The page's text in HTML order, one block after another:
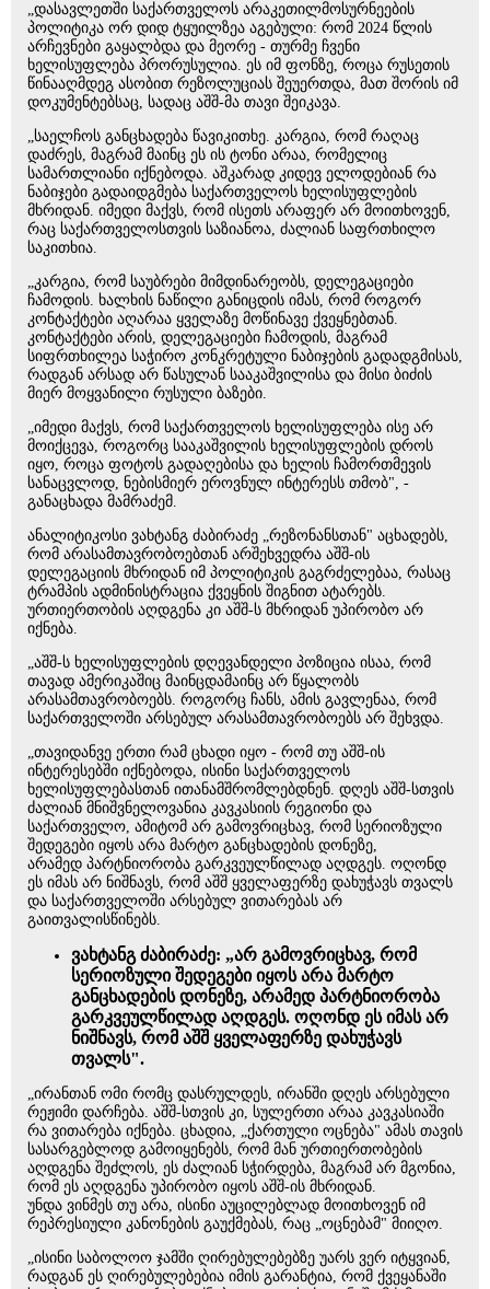
„დასავლეთში საქართველოს არაკეთილმოსურნეების
პოლიტიკა ორ დიდ ტყუილზეა აგებული: რომ 2024 წლის
არჩევნები გაყალბდა და მეორე - თურმე ჩვენი
ხელისუფლება პრორუსულია. ეს იმ ფონზე, როცა რუსეთის
წინააღმდეგ ასობით რეზოლუციას შეუერთდა, მათ შორის იმ
დოკუმენტებსაც, სადაც აშშ-მა თავი შეიკავა.
„საელჩოს განცხადება წავიკითხე. კარგია, რომ რაღაც
დაძრეს, მაგრამ მაინც ეს ის ტონი არაა, რომელიც
სამართლიანი იქნებოდა. აშკარად კიდევ ელოდებიან რა
ნაბიჯები გადაიდგმება საქართველოს ხელისუფლების
მხრიდან. იმედი მაქვს, რომ ისეთს არაფერ არ მოითხოვენ,
რაც საქართველოსთვის საზიანოა, ძალიან საფრთხილო
საკითხია.
„კარგია, რომ საუბრები მიმდინარეობს, დელეგაციები
ჩამოდის. ხალხის ნაწილი განიცდის იმას, რომ როგორ
კონტაქტები აღარაა ყველაზე მოწინავე ქვეყნებთან.
კონტაქტები არის, დელეგაციები ჩამოდის, მაგრამ
სიფრთხილეა საჭირო კონკრეტული ნაბიჯების გადადგმისას,
რადგან არსად არ წასულან სააკაშვილისა და მისი ბიძის
მიერ მოყვანილი რუსული ბაზები.
„იმედი მაქვს, რომ საქართველოს ხელისუფლება ისე არ
მოიქცევა, როგორც სააკაშვილის ხელისუფლების დროს
იყო, როცა ფოტოს გადაღებისა და ხელის ჩამორთმევის
სანაცვლოდ, ნებისმიერ ეროვნულ ინტერესს თმობ", -
განაცხადა მამრაძემ.
ანალიტიკოსი ვახტანგ ძაბირაძე „რეზონანსთან" აცხადებს,
რომ არასამთავრობოებთან არშეხვედრა აშშ-ის
დელეგაციის მხრიდან იმ პოლიტიკის გაგრძელებაა, რასაც
ტრამპის ადმინისტრაცია ქვეყნის შიგნით ატარებს.
ურთიერთობის აღდგენა კი აშშ-ს მხრიდან უპირობო არ
იქნება.
„აშშ-ს ხელისუფლების დღევანდელი პოზიცია ისაა, რომ
თავად ამერიკაშიც მაინცდამაინც არ წყალობს
არასამთავრობოებს. როგორც ჩანს, ამის გავლენაა, რომ
საქართველოში არსებულ არასამთავრობოებს არ შეხვდა.
„თავიდანვე ერთი რამ ცხადი იყო - რომ თუ აშშ-ის
ინტერესებში იქნებოდა, ისინი საქართველოს
ხელისუფლებასთან ითანამშრომლებდნენ. დღეს აშშ-სთვის
ძალიან მნიშვნელოვანია კავკასიის რეგიონი და
საქართველო, ამიტომ არ გამოვრიცხავ, რომ სერიოზული
შედეგები იყოს არა მარტო განცხადების დონეზე,
არამედ პარტნიორობა გარკვეულწილად აღდგეს. ოღონდ
ეს იმას არ ნიშნავს, რომ აშშ ყველაფერზე დახუჭავს თვალს
და საქართველოში არსებულ ვითარებას არ
გაითვალისწინებს.
ვახტანგ ძაბირაძე: „არ გამოვრიცხავ, რომ
სერიოზული შედეგები იყოს არა მარტო
განცხადების დონეზე, არამედ პარტნიორობა
გარკვეულწილად აღდგეს. ოღონდ ეს იმას არ
ნიშნავს, რომ აშშ ყველაფერზე დახუჭავს
თვალს".
„ირანთან ომი რომც დასრულდეს, ირანში დღეს არსებული
რეჟიმი დარჩება. აშშ-სთვის კი, სულერთი არაა კავკასიაში
რა ვითარება იქნება. ცხადია, „ქართული ოცნება" ამას თავის
სასარგებლოდ გამოიყენებს, რომ მან ურთიერთობების
აღდგენა შეძლოს, ეს ძალიან სჭირდება, მაგრამ არ მგონია,
რომ ეს აღდგენა უპირობო იყოს აშშ-ის მხრიდან.
უნდა ვინმეს თუ არა, ისინი აუცილებლად მოითხოვენ იმ
რეპრესიული კანონების გაუქმებას, რაც „ოცნებამ" მიიღო.
„ისინი საბოლოო ჯამში ღირებულებებზე უარს ვერ იტყვიან,
რადგან ეს ღირებულებებია იმის გარანტია, რომ ქვეყანაში